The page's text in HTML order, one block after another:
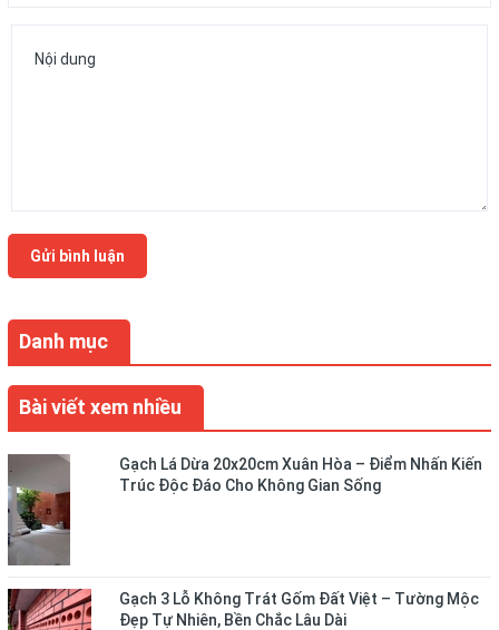
Danh mục
Bài viết xem nhiều
Gạch Lá Dừa 20x20cm Xuân Hòa – Điểm Nhấn Kiến
Trúc Độc Đáo Cho Không Gian Sống
Gạch 3 Lỗ Không Trát Gốm Đất Việt – Tường Mộc
Đẹp Tự Nhiên, Bền Chắc Lâu Dài
Gửi bình luận